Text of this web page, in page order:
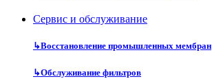
Сервис и обслуживание
↳Восстановление промышленных мембран
↳Обслуживание фильтров